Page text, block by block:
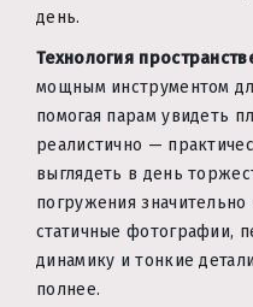
день.
Технология
мощным инструментом
помогая парам увидеть
реалистично —
выглядеть в день
погружения
статичные фотографии,
динамику и тонкие
полнее.